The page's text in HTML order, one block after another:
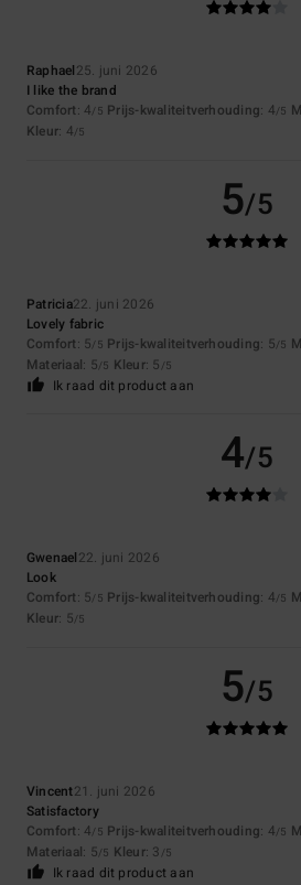
Raphael25. juni 2026
I like the brand
Comfort: 4/5 Prijs-kwaliteitverhouding: 4/5
Kleur: 4/5
5/5
Patricia22. juni 2026
Lovely fabric
Comfort: 5/5 Prijs-kwaliteitverhouding: 5/5
Materiaal: 5/5 Kleur: 5 /5
Ik raad dit product aan
4/5
Gwenael22. juni 2026
Look
Comfort: 5/5 Prijs-kwaliteitverhouding: 4/5
Kleur: 5/5
5/5
Vincent21. juni 2026
Satisfactory
Comfort: 4/5 Prijs-kwaliteitverhouding: 4/5
Materiaal: 5/5 Kleur: 3 /5
Ik raad dit product aan